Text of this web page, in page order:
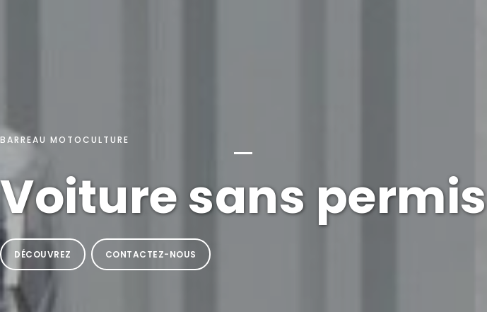
BARREAU MOTOCULTURE
Voiture sans permis
DÉCOUVREZ CONTACTEZ-NOUS